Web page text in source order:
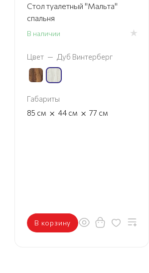
Стол туалетный "Мальта"
спальня
В наличии
Цвет — Дуб Винтерберг
Габариты
85 см × 44 см × 77 см
В корзину